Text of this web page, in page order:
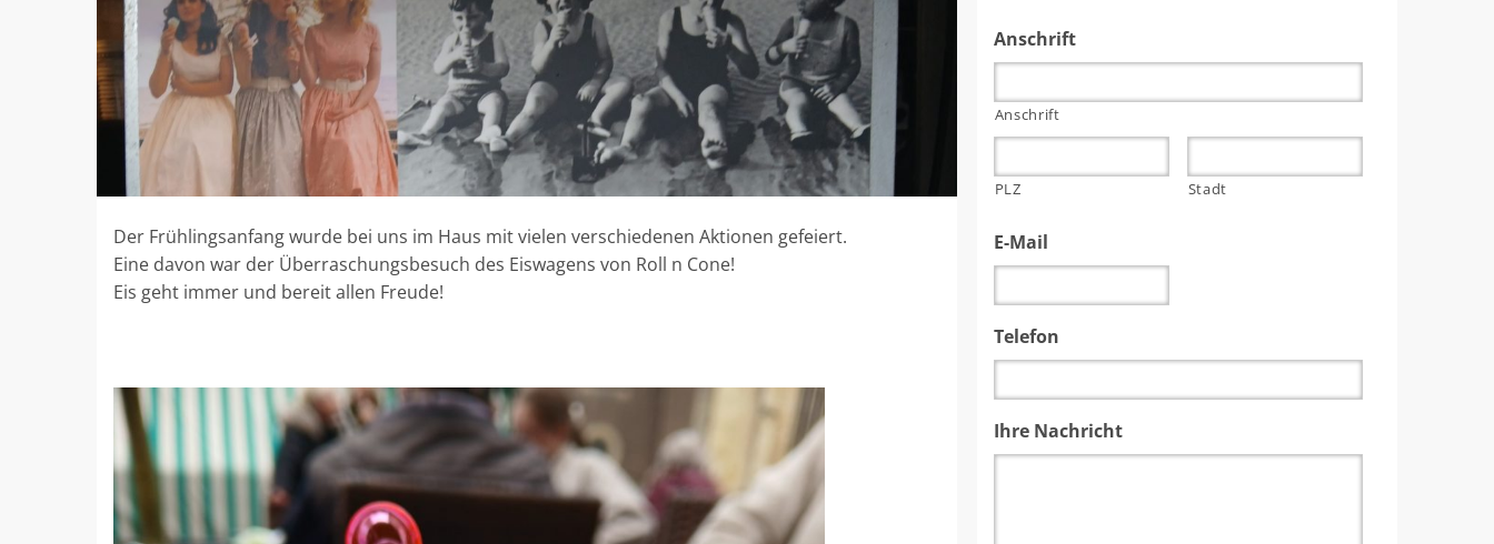
Der Frühlingsanfang wurde bei uns im Haus mit vielen verschiedenen Aktionen gefeiert.
Eine davon war der Überraschungsbesuch des Eiswagens von Roll n Cone!
Eis geht immer und bereit allen Freude!
Anschrift
Anschrift
PLZ Stadt
E-Mail
Telefon
Ihre Nachricht